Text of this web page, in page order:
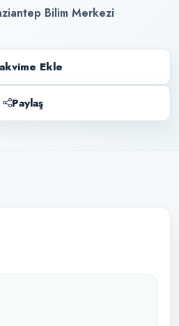
Bilim Merkezi
Ekle
Paylaş